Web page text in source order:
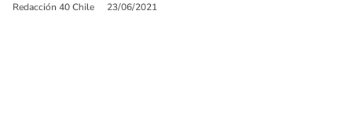
Redacción 40 Chile 23/06/2021